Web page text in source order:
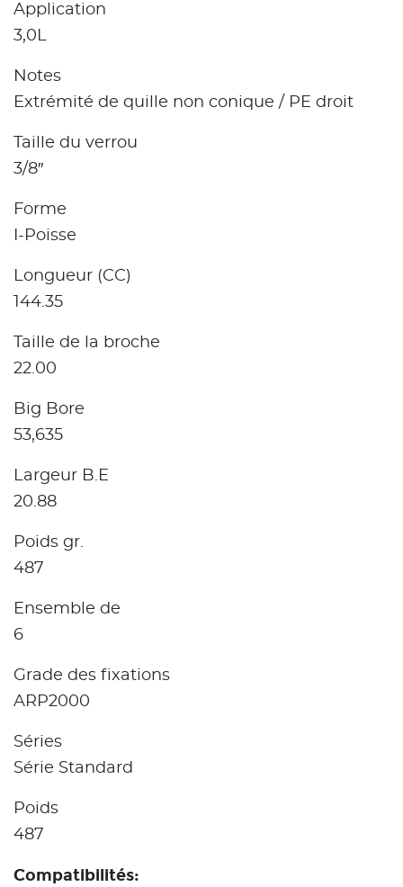
Application
3,0L
Notes
Extrémité de quille non conique / PE droit
Taille du verrou
3/8″
Forme
I-Poisse
Longueur (CC)
144.35
Taille de la broche
22.00
Big Bore
53,635
Largeur B.E
20.88
Poids gr.
487
Ensemble de
6
Grade des fixations
ARP2000
Séries
Série Standard
Poids
487
Compatibilités: